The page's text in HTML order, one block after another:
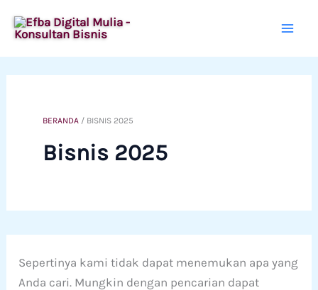
ke
BERANDA / BISNIS 2025
Bisnis 2025
Sepertinya kami tidak dapat menemukan apa yang
Anda cari. Mungkin dengan pencarian dapat